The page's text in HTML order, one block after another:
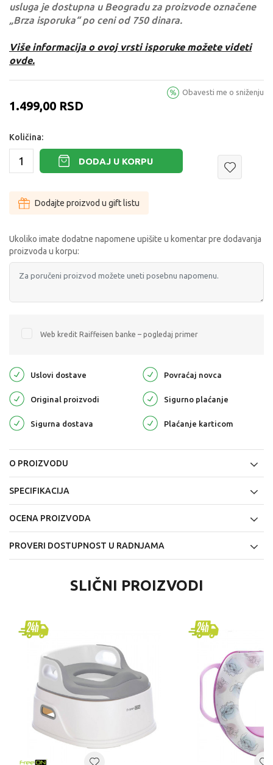
usluga je dostupna u Beogradu za proizvode označene
„Brza isporuka“ po ceni od 750 dinara.
Više informacija o ovoj vrsti isporuke možete videti
ovde.
1.499,00 RSD
Obavesti me o sniženju
Količina:
DODAJ U KORPU
Dodajte proizvod u gift listu
Ukoliko imate dodatne napomene upišite u komentar pre dodavanja
proizvoda u korpu:
Web kredit Raiffeisen banke – pogledaj primer
Uslovi dostave Povraćaj novca
Original proizvodi Sigurno plaćanje
Sigurna dostava Plaćanje karticom
O PROIZVODU
SPECIFIKACIJA
OCENA PROIZVODA
PROVERI DOSTUPNOST U RADNJAMA
SLIČNI PROIZVODI